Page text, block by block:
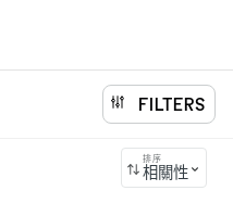
FILTERS
排序
相關性